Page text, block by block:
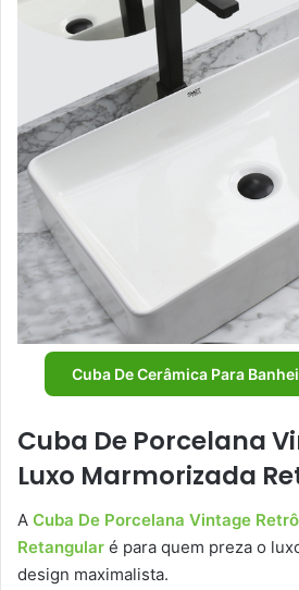
Cuba De Cerâmica Para
Cuba De Porcelana
Luxo Marmorizada
A Cuba De Porcelana Vintage
Retangular é para quem preza o
design maximalista.